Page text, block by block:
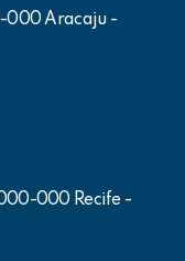
000 Aracaju -
000 Recife -